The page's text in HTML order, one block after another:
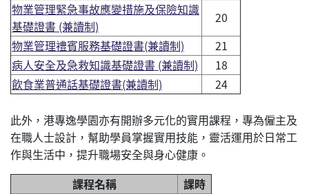
物業管理緊急事故應變措施及保險知識
基礎證書 (兼讀制)
20
物業管理禮賓服務基礎證書(兼讀制)
21
病人安全及急救知識基礎證書 (兼讀制)
18
飲食業普通話基礎證書(兼讀制)
24
此外，港專逸學園亦有開辦多元化的實用課程，專為僱主及
在職人士設計，幫助學員掌握實用技能，靈活運用於日常工
作與生活中，提升職場安全與身心健康。
課程名稱
課時